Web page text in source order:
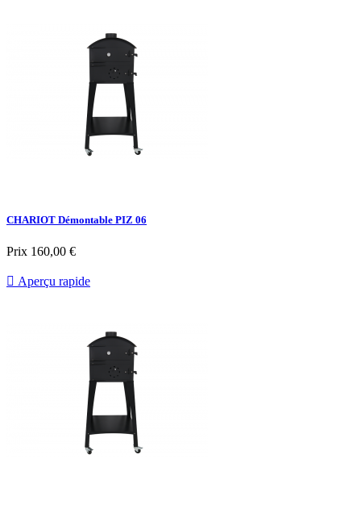
CHARIOT Démontable PIZ 06
Prix 160,00 €
 Aperçu rapide